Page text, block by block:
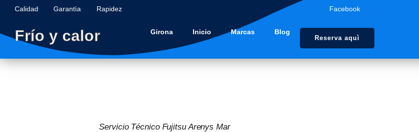
Calidad Garantìa Rapidez Facebook
Frío y calor Girona Inicio Marcas Blog
Reserva aquì
Servicio Técnico Fujitsu Arenys Mar